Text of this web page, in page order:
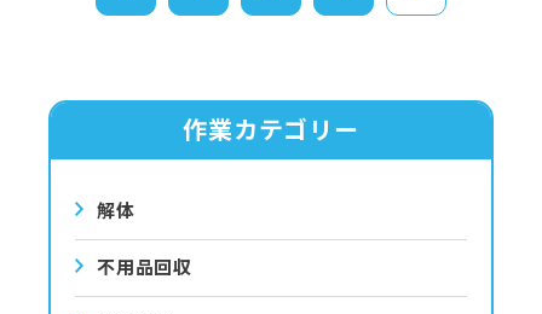
作業カテゴリー
解体
不用品回収